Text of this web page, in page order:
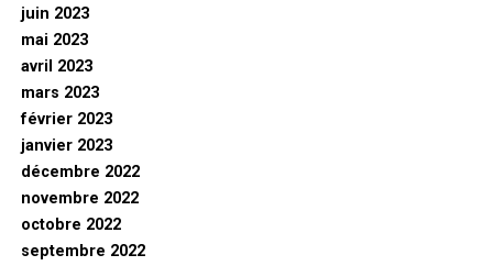
juin 2023
mai 2023
avril 2023
mars 2023
février 2023
janvier 2023
décembre 2022
novembre 2022
octobre 2022
septembre 2022